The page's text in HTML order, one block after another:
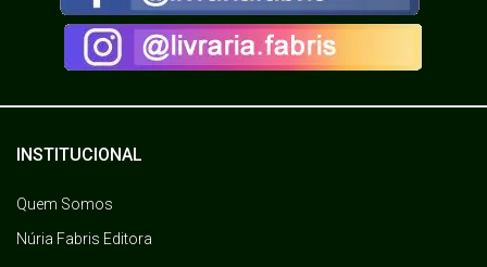
INSTITUCIONAL
Quem Somos
Núria Fabris Editora